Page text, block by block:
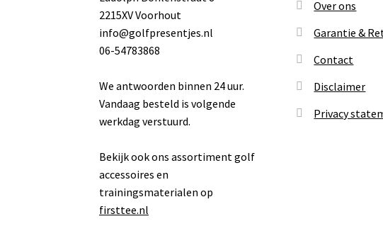
2215XV Voorhout
info@golfpresentjes.nl
06-54783868
We antwoorden binnen 24 uur.
Vandaag besteld is volgende
werkdag verstuurd.
Bekijk ook ons assortiment golf
accessoires en
trainingsmaterialen op
firsttee.nl
Over ons
Garantie &
Contact
Disclaimer
Privacy